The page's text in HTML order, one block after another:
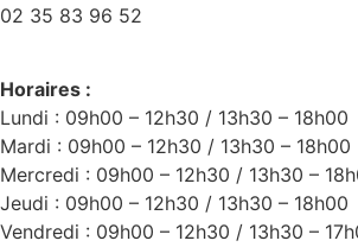
02 35 83 96 52
Horaires :
Lundi : 09h00 – 12h30 / 13h30 – 18h00
Mardi : 09h00 – 12h30 / 13h30 – 18h00
Mercredi : 09h00 – 12h30 / 13h30 –
Jeudi : 09h00 – 12h30 / 13h30 – 18h00
Vendredi : 09h00 – 12h30 / 13h30 –